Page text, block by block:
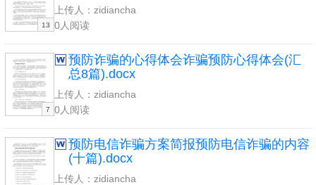
13
上传人：zidiancha
0人阅读
7
预防诈骗的心得体会诈骗预防心得体会(汇
总8篇).docx
上传人：zidiancha
0人阅读
预防电信诈骗方案简报预防电信诈骗的内容
(十篇).docx
上传人：zidiancha